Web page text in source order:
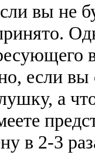
вы не
если
а
в 2-3